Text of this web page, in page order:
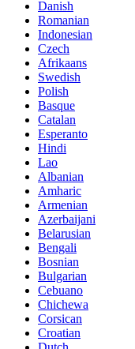
Danish
Romanian
Indonesian
Czech
Afrikaans
Swedish
Polish
Basque
Catalan
Esperanto
Hindi
Lao
Albanian
Amharic
Armenian
Azerbaijani
Belarusian
Bengali
Bosnian
Bulgarian
Cebuano
Chichewa
Corsican
Croatian